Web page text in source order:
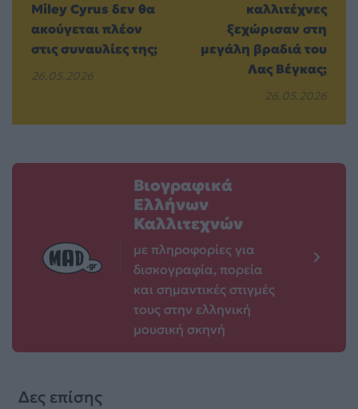
Miley Cyrus δεν θα
ακούγεται πλέον
στις συναυλίες της;
26.05.2026
καλλιτέχνες
ξεχώρισαν στη
μεγάλη βραδιά του
Λας Βέγκας;
26.05.2026
Βιογραφικά
Ελλήνων
Καλλιτεχνών
με πληροφορίες για
δισκογραφία, πορεία
και σημαντικές στιγμές
τους στην ελληνική
μουσική σκηνή
Δες επίσης